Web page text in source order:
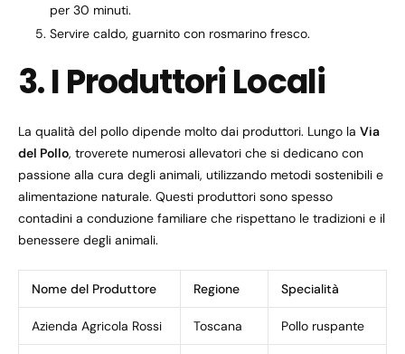
per 30 minuti.
Servire caldo, guarnito con rosmarino fresco.
3. I Produttori Locali
La qualità del pollo dipende molto dai produttori. Lungo la Via
del Pollo, troverete numerosi allevatori che si dedicano con
passione alla cura degli animali, utilizzando metodi sostenibili e
alimentazione naturale. Questi produttori sono spesso
contadini a conduzione familiare che rispettano le tradizioni e il
benessere degli animali.
Nome del Produttore Regione Specialità
Azienda Agricola Rossi Toscana Pollo ruspante